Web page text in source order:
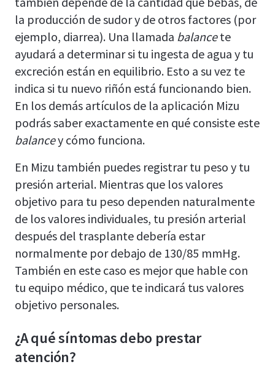
la producción de sudor y de otros factores (por
ejemplo, diarrea). Una llamada balancete
ayudará a determinar si tu ingesta de agua y tu
excreción están en equilibrio. Esto a su vez te
indica si tu nuevo riñón está funcionando bien.
En los demás artículos de la aplicación Mizu
podrás saber exactamente en qué consiste este
balancey cómo funciona.
En Mizu también puedes registrar tu peso y tu
presión arterial. Mientras que los valores
objetivo para tu peso dependen naturalmente
de los valores individuales, tu presión arterial
después del trasplante debería estar
normalmente por debajo de 130/85 mmHg.
También en este caso es mejor que hable con
tu equipo médico, que te indicará tus valores
objetivo personales.
¿A qué síntomas debo prestar
atención?